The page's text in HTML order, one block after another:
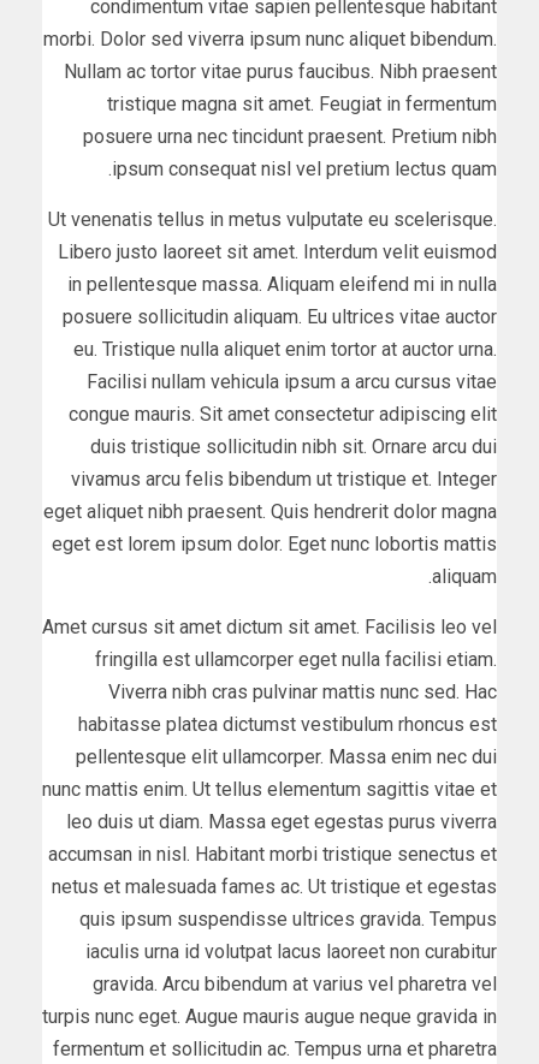
condimentum vitae sapien pellentesque habitant
morbi. Dolor sed viverra ipsum nunc aliquet bibendum.
Nullam ac tortor vitae purus faucibus. Nibh praesent
tristique magna sit amet. Feugiat in fermentum
posuere urna nec tincidunt praesent. Pretium nibh
ipsum consequat nisl vel pretium lectus quam.
Ut venenatis tellus in metus vulputate eu scelerisque.
Libero justo laoreet sit amet. Interdum velit euismod
in pellentesque massa. Aliquam eleifend mi in nulla
posuere sollicitudin aliquam. Eu ultrices vitae auctor
eu. Tristique nulla aliquet enim tortor at auctor urna.
Facilisi nullam vehicula ipsum a arcu cursus vitae
congue mauris. Sit amet consectetur adipiscing elit
duis tristique sollicitudin nibh sit. Ornare arcu dui
vivamus arcu felis bibendum ut tristique et. Integer
eget aliquet nibh praesent. Quis hendrerit dolor magna
eget est lorem ipsum dolor. Eget nunc lobortis mattis
aliquam.
Amet cursus sit amet dictum sit amet. Facilisis leo vel
fringilla est ullamcorper eget nulla facilisi etiam.
Viverra nibh cras pulvinar mattis nunc sed. Hac
habitasse platea dictumst vestibulum rhoncus est
pellentesque elit ullamcorper. Massa enim nec dui
nunc mattis enim. Ut tellus elementum sagittis vitae et
leo duis ut diam. Massa eget egestas purus viverra
accumsan in nisl. Habitant morbi tristique senectus et
netus et malesuada fames ac. Ut tristique et egestas
quis ipsum suspendisse ultrices gravida. Tempus
iaculis urna id volutpat lacus laoreet non curabitur
gravida. Arcu bibendum at varius vel pharetra vel
turpis nunc eget. Augue mauris augue neque gravida in
fermentum et sollicitudin ac. Tempus urna et pharetra